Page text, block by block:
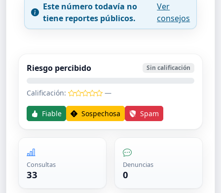
Este número todavía no
tiene reportes públicos.
Ver
consejos
Riesgo percibido Sin calificación
Calificación: —
Fiable Sospechosa Spam
Consultas
33
Denuncias
0